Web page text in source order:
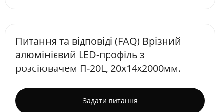
Питання та відповіді (FAQ) Врізний
алюмінієвий LED-профіль з
розсіювачем П-20L, 20х14x2000мм.
Задати питання